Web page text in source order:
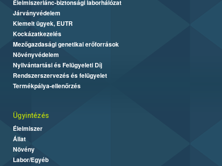
Élelmiszerlánc-biztonsági laborhálózat
Járványvédelem
Kiemelt ügyek, EUTR
Kockázatkezelés
Mezőgazdasági genetikai erőforrások
Növényvédelem
Nyilvántartási és Felügyeleti Díj
Rendszerszervezés és felügyelet
Termékpálya-ellenőrzés
Ügyintézés
Élelmiszer
Állat
Növény
Labor/Egyéb